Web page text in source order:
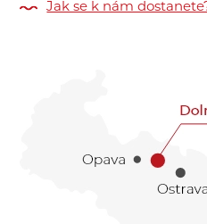
Jak se k nám